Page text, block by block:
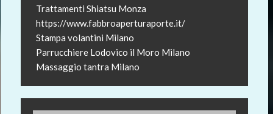
Trattamenti Shiatsu Monza
https://www.fabbroaperturaporte.it/
Stampa volantini Milano
Parrucchiere Lodovico il Moro Milano
Massaggio tantra Milano